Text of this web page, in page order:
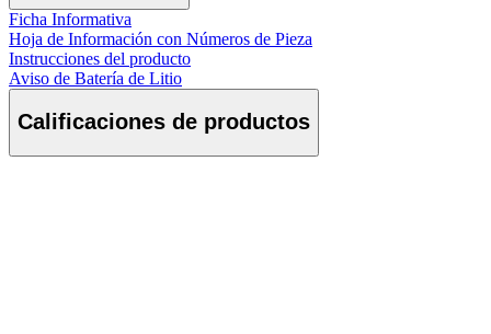
Ficha Informativa
Hoja de Información con Números de Pieza
Instrucciones del producto
Aviso de Batería de Litio
Calificaciones de productos